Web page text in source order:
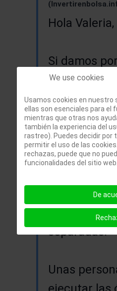
Hola Valeria,
Si damos
teoría oficial,
hizo es que
que daban
la vez eran
llevaban el
de riesgos, y
funciones
separadas.
Unas
We use cookies
Usamos cookies en nuestro
ellas son esenciales para el
mientras que otras nos
también la experiencia del
rastreo). Puedes decidir por
permitir el uso de las
rechazas, puede que no
funcionalidades del sitio web.
De